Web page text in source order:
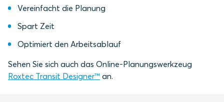
Vereinfacht die Planung
Spart Zeit
Optimiert den Arbeitsablauf
Sehen Sie sich auch das Online-Planungswerkzeug
Roxtec Transit Designer™ an.